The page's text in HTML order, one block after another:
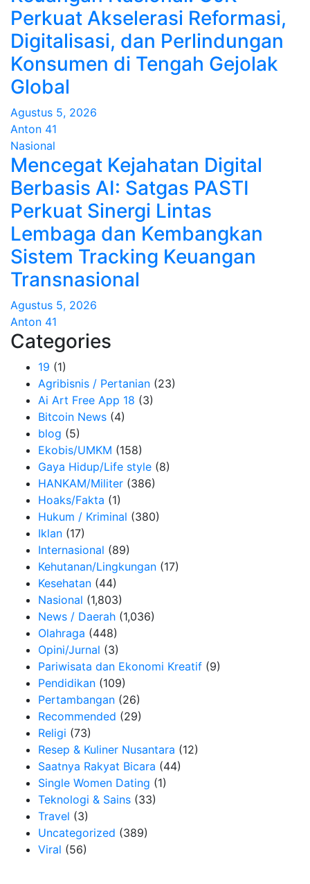
Perkuat Akselerasi Reformasi,
Digitalisasi, dan Perlindungan
Konsumen di Tengah Gejolak
Global
Agustus 5, 2026
Anton 41
Nasional
Mencegat Kejahatan Digital
Berbasis AI: Satgas PASTI
Perkuat Sinergi Lintas
Lembaga dan Kembangkan
Sistem Tracking Keuangan
Transnasional
Agustus 5, 2026
Anton 41
Categories
19 (1)
Agribisnis / Pertanian (23)
Ai Art Free App 18 (3)
Bitcoin News (4)
blog (5)
Ekobis/UMKM (158)
Gaya Hidup/Life style (8)
HANKAM/Militer (386)
Hoaks/Fakta (1)
Hukum / Kriminal (380)
Iklan (17)
Internasional (89)
Kehutanan/Lingkungan (17)
Kesehatan (44)
Nasional (1,803)
News / Daerah (1,036)
Olahraga (448)
Opini/Jurnal (3)
Pariwisata dan Ekonomi Kreatif (9)
Pendidikan (109)
Pertambangan (26)
Recommended (29)
Religi (73)
Resep & Kuliner Nusantara (12)
Saatnya Rakyat Bicara (44)
Single Women Dating (1)
Teknologi & Sains (33)
Travel (3)
Uncategorized (389)
Viral (56)